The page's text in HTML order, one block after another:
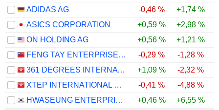
ADIDAS AG
-0,46 % +1,74 %
ASICS CORPORATION
+0,59 % +2,98 %
ON HOLDING AG
+0,56 % +1,21 %
FENG TAY ENTERPRISES CO., LTD.
-0,29 % -1,28 %
361 DEGREES INTERNATIONAL LIMITED
+1,09 % -2,32 %
XTEP INTERNATIONAL HOLDINGS LIMITED
-0,41 % -4,88 %
HWASEUNG ENTERPRISE CO., LTD.
+0,46 % +6,55 %